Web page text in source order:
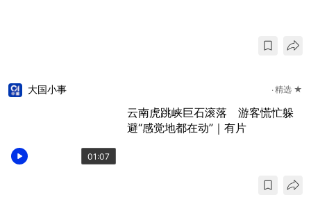
01:07
大国小事 精选 ★
云南虎跳峡巨石滚落 游客慌忙躲
避“感觉地都在动”｜有片